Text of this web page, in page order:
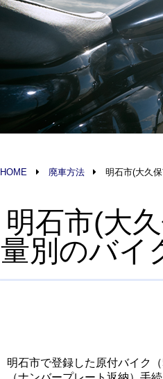
HOME 廃車方法 明石市(大久
明石市(大
量別のバイ
明石市で登録した原付バイク